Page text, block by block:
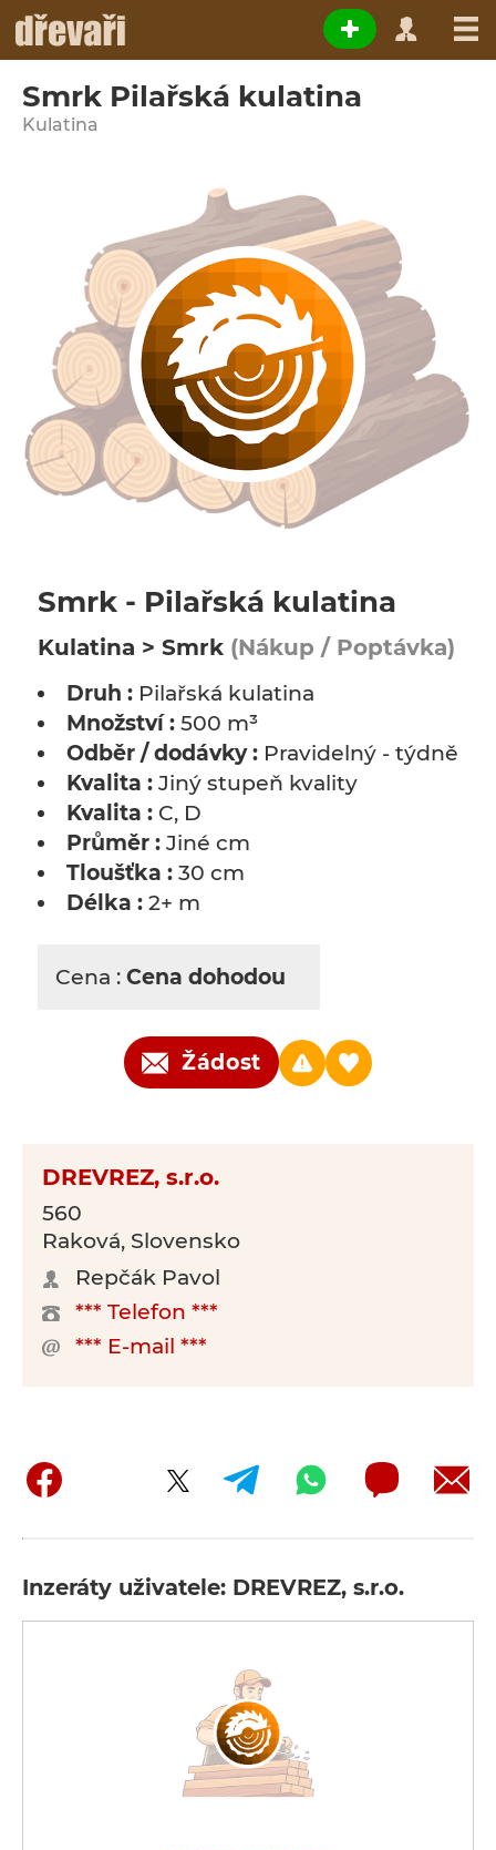
Smrk Pilařská kulatina
Kulatina
Smrk - Pilařská kulatina
Kulatina > Smrk (Nákup / Poptávka)
Druh : Pilařská kulatina
Množství : 500 m³
Odběr / dodávky : Pravidelný - týdně
Kvalita : Jiný stupeň kvality
Kvalita : C, D
Průměr : Jiné cm
Tloušťka : 30 cm
Délka : 2+ m
Cena : Cena dohodou
Žádost
DREVREZ, s.r.o.
560
Raková, Slovensko
Repčák Pavol
*** Telefon ***
*** E-mail ***
Inzeráty uživatele: DREVREZ, s.r.o.